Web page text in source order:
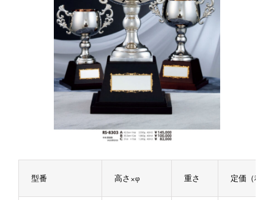
型番 高さ×φ 重さ 定価（税抜